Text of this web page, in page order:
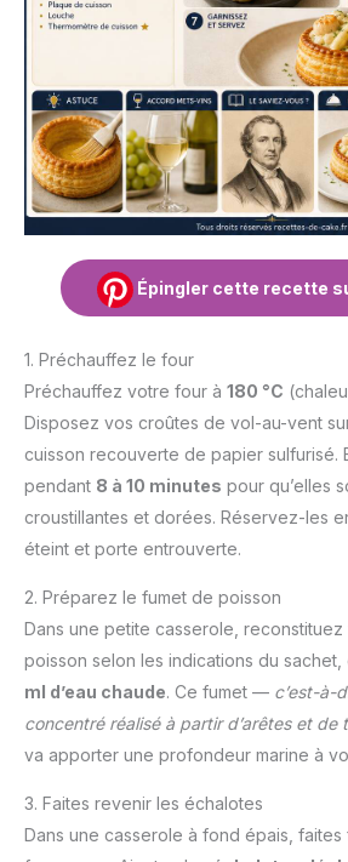
Épingler cette recette
1. Préchauffez le four
Préchauffez votre four à 180 °C
Disposez vos croûtes de vol-au-vent
cuisson recouverte de papier sulfurisé.
pendant 8 à 10 minutes pour qu’elles
croustillantes et dorées. Réservez-les
éteint et porte entrouverte.
2. Préparez le fumet de poisson
Dans une petite casserole,
poisson selon les indications du
ml d’eau chaude. Ce fumet — c’est-à-
concentré réalisé à partir d’arêtes et de
va apporter une profondeur marine à
3. Faites revenir les échalotes
Dans une casserole à fond épais,